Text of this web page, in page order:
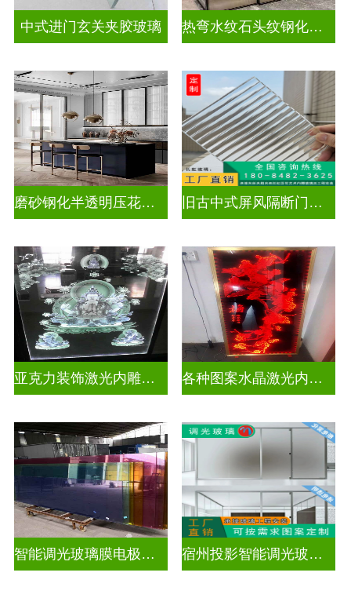
中式进门玄关夹胶玻璃 热弯水纹石头纹钢化夹胶艺术玻璃
磨砂钢化半透明压花玻璃 旧古中式屏风隔断门窗压花玻璃
亚克力装饰激光内雕护栏玻璃 各种图案水晶激光内雕护栏玻璃
智能调光玻璃膜电极接线图 宿州投影智能调光玻璃厂商联系电话